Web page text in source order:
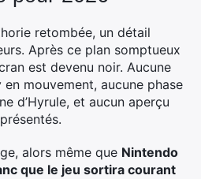
retombée, un détail
Après ce plan somptueux
est devenu noir. Aucune
mouvement, aucune phase
d’Hyrule, et aucun aperçu
alors même que Nintendo
que le jeu sortira courant
×